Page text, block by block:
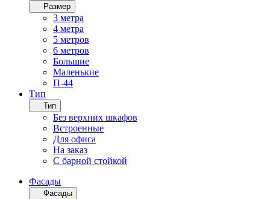
Размер
3 метра
4 метра
5 метров
6 метров
Большие
Маленькие
П-44
Тип
Тип
Без верхних шкафов
Встроенные
Для офиса
На заказ
С барной стойкой
Фасады
Фасады